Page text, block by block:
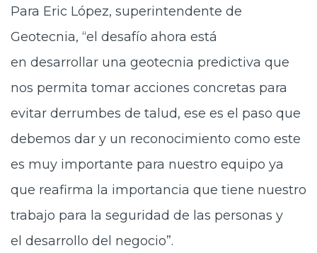
Para Eric López, superintendente de
Geotecnia, “el desafío ahora está
en desarrollar una geotecnia predictiva que
nos permita tomar acciones concretas para
evitar derrumbes de talud, ese es el paso que
debemos dar y un reconocimiento como este
es muy importante para nuestro equipo ya
que reafirma la importancia que tiene nuestro
trabajo para la seguridad de las personas y
el desarrollo del negocio”.